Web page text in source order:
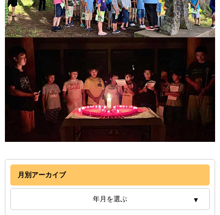
月別アーカイブ
年月を選ぶ